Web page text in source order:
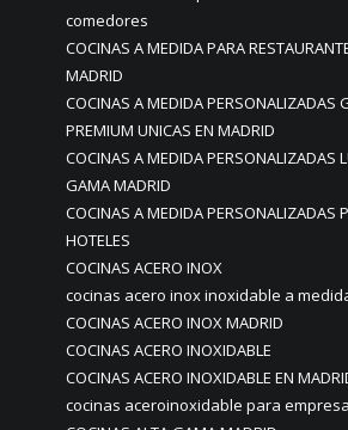
comedores
COCINAS A MEDIDA PARA
MADRID
COCINAS A MEDIDA PERSONALIZADAS
PREMIUM UNICAS EN MADRID
COCINAS A MEDIDA PERSONALIZADAS
GAMA MADRID
COCINAS A MEDIDA PERSONALIZADAS
HOTELES
COCINAS ACERO INOX
cocinas acero inox inoxidable a
COCINAS ACERO INOX MADRID
COCINAS ACERO INOXIDABLE
COCINAS ACERO INOXIDABLE EN
cocinas aceroinoxidable para